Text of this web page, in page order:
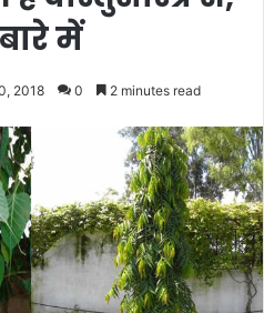
में
2018 0 2 minutes read